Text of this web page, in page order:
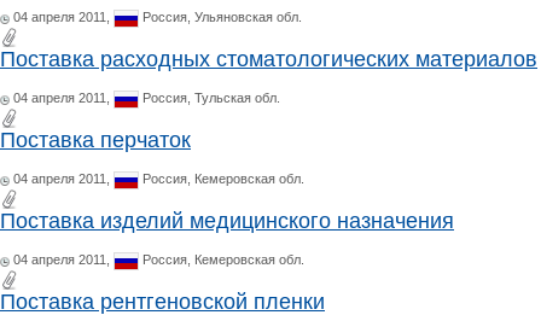
04 апреля 2011, Россия, Ульяновская обл.
Поставка расходных стоматологических материалов
04 апреля 2011, Россия, Тульская обл.
Поставка перчаток
04 апреля 2011, Россия, Кемеровская обл.
Поставка изделий медицинского назначения
04 апреля 2011, Россия, Кемеровская обл.
Поставка рентгеновской пленки